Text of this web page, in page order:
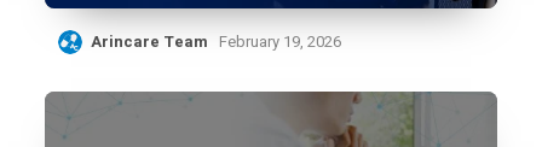
Arincare Team February 19, 2026